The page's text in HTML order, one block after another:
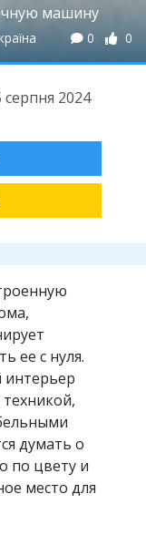
машину
0 0
серпня 2024
ее с нуля.
думать о
по цвету и
место для